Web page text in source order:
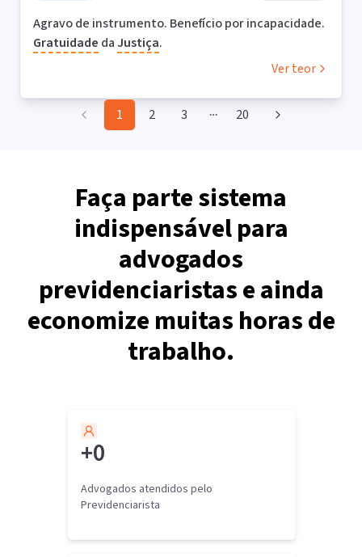
Agravo de instrumento. Benefício por incapacidade.
Gratuidade daJustiça.
Ver teor
1 2 3 More pages
20
Faça parte sistema
indispensável para
advogados
previdenciaristas e ainda
economize muitas horas de
trabalho.
+0
Advogados atendidos pelo
Previdenciarista